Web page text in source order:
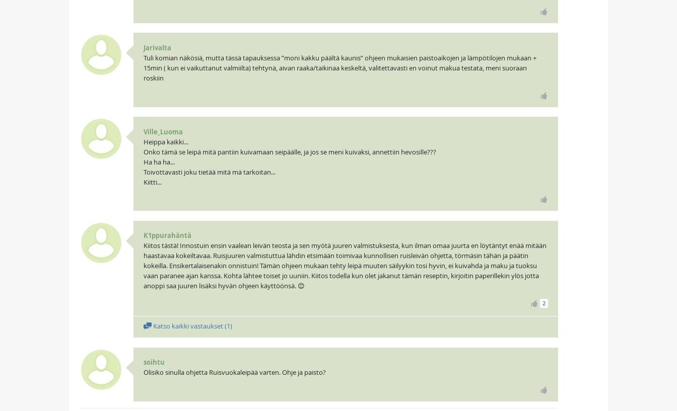
Jarivalta
Tuli komian näkösiä, mutta tässä tapauksessa ”moni kakku päältä kaunis” ohjeen mukaisien paistoaikojen ja lämpötilojen mukaan +
15min ( kun ei vaikuttanut valmiilta) tehtynä, aivan raaka/taikinaa keskeltä, valitettavasti en voinut makua testata, meni suoraan
roskiin
Ville_Luoma
Heippa kaikki...
Onko tämä se leipä mitä pantiin kuivamaan seipäälle, ja jos se meni kuivaksi, annettiin hevosille???
Ha ha ha...
Toivottavasti joku tietää mitä mä tarkoitan...
Kiitti...
K1ppurahäntä
Kiitos tästä! Innostuin ensin vaalean leivän teosta ja sen myötä juuren valmistuksesta, kun ilman omaa juurta en löytäntyt enää mitään
haastavaa kokeiltavaa. Ruisjuuren valmistuttua lähdin etsimään toimivaa kunnollisen ruisleivän ohjetta, törmäsin tähän ja päätin
kokeilla. Ensikertalaisenakin onnistuin! Tämän ohjeen mukaan tehty leipä muuten säilyykin tosi hyvin, ei kuivahda ja maku ja tuoksu
vaan paranee ajan kanssa. Kohta lähtee toiset jo uuniin. Kiitos todella kun olet jakanut tämän reseptin, kirjoitin paperillekin ylös jotta
anoppi saa juuren lisäksi hyvän ohjeen käyttöönsä. 😊
2
Katso kaikki vastaukset (1)
soihtu
Olisiko sinulla ohjetta Ruisvuokaleipää varten. Ohje ja paisto?